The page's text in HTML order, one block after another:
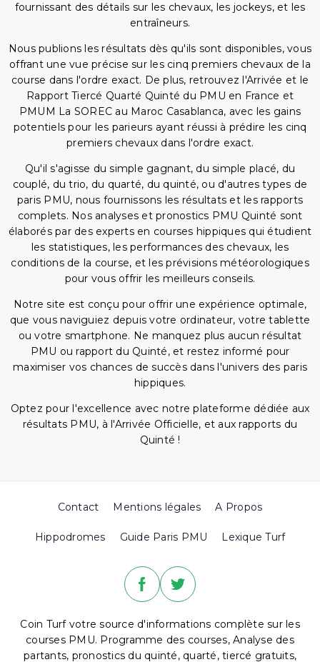
fournissant des détails sur les chevaux, les jockeys, et les
entraîneurs.
Nous publions les résultats dès qu'ils sont disponibles, vous
offrant une vue précise sur les cinq premiers chevaux de la
course dans l'ordre exact. De plus, retrouvez l'Arrivée et le
Rapport Tiercé Quarté Quinté du PMU en France et
PMUM La SOREC au Maroc Casablanca, avec les gains
potentiels pour les parieurs ayant réussi à prédire les cinq
premiers chevaux dans l'ordre exact.
Qu'il s'agisse du simple gagnant, du simple placé, du
couplé, du trio, du quarté, du quinté, ou d'autres types de
paris PMU, nous fournissons les résultats et les rapports
complets. Nos analyses et pronostics PMU Quinté sont
élaborés par des experts en courses hippiques qui étudient
les statistiques, les performances des chevaux, les
conditions de la course, et les prévisions météorologiques
pour vous offrir les meilleurs conseils.
Notre site est conçu pour offrir une expérience optimale,
que vous naviguiez depuis votre ordinateur, votre tablette
ou votre smartphone. Ne manquez plus aucun résultat
PMU ou rapport du Quinté, et restez informé pour
maximiser vos chances de succès dans l'univers des paris
hippiques.
Optez pour l'excellence avec notre plateforme dédiée aux
résultats PMU, à l'Arrivée Officielle, et aux rapports du
Quinté !
Contact Mentions légales A Propos
Hippodromes Guide Paris PMU Lexique Turf
Coin Turf votre source d'informations complète sur les
courses PMU. Programme des courses, Analyse des
partants, pronostics du quinté, quarté, tiercé gratuits,